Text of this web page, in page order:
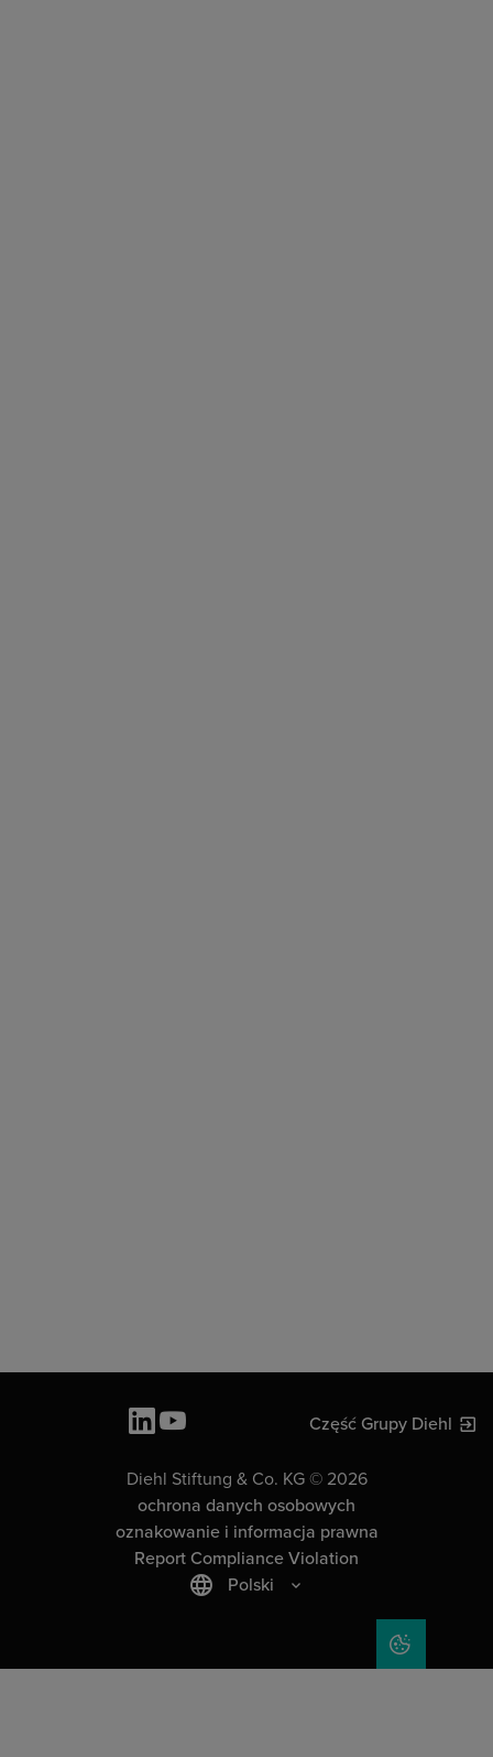
Część Grupy Diehl
Diehl Stiftung & Co. KG © 2026
ochrona danych osobowych
oznakowanie i informacja prawna
Report Compliance Violation
Polski
COOKIE